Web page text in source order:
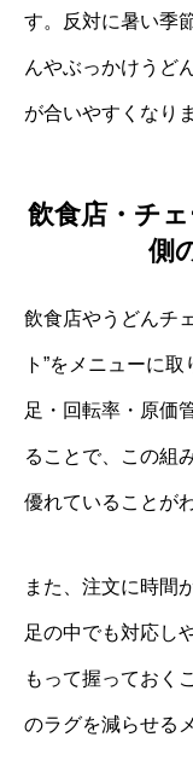
す。反対に暑い季
んやぶっかけうど
が合いやすくなり
飲食店・チ
側
飲食店やうどんチ
ト”をメニューに
足・回転率・原価
ることで、この組
優れていることが
また、注文に時間
足の中でも対応し
もって握っておく
のラグを減らせる